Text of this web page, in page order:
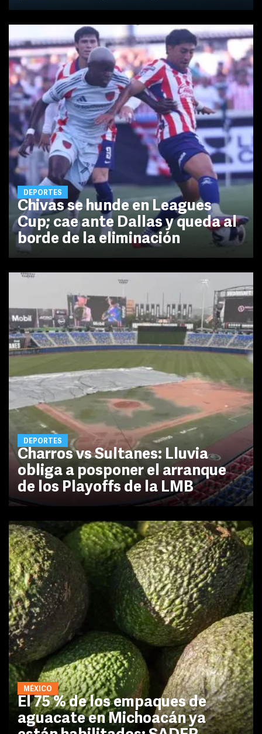
DEPORTES
Chivas se hunde en Leagues
Cup; cae ante Dallas y queda al
borde de la eliminación
DEPORTES
Charros vs Sultanes: Lluvia
obliga a posponer el arranque
de los Playoffs de la LMB
MÉXICO
El 75 % de los empaques de
aguacate en Michoacán ya